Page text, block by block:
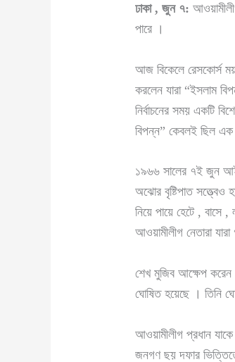
ঢাকা,জুন ৭:
পারে ।
আজ বিকেলে রেসকোর্স
করলেন যারা “ইসলাম
নির্বাচনের সময় একটি
বিপন্ন” কেবলই ছিল এক
১৯৬৬ সালের ৭ই জুন
অঝোর বৃষ্টিপাত
নিয়ে পায়ে হেটে , বাসে
আওয়ামীলীগ নেতারা
শেখ মুজিব আক্ষেপ করেন
ঘোষিত হয়েছে । তিনি
আওয়ামীলীগ প্রধান
জনগণ ছয় দফার